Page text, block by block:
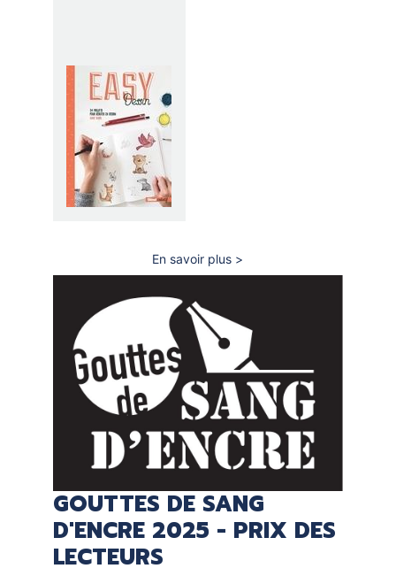
En savoir plus sur
Créathèque
GOUTTES DE SANG
D'ENCRE 2025 - PRIX DES
LECTEURS